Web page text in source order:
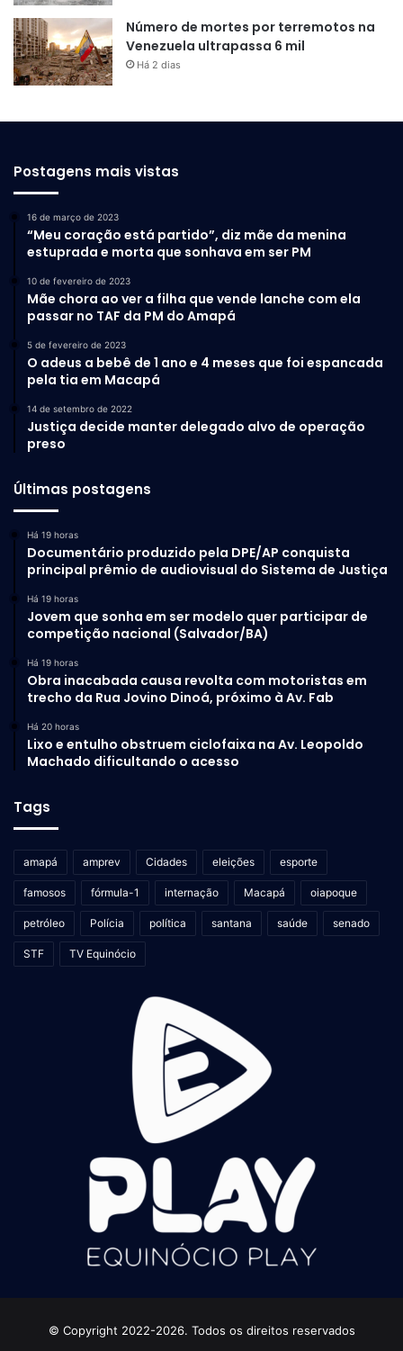
Número de mortes por terremotos na
Venezuela ultrapassa 6 mil
Há 2 dias
Postagens mais vistas
16 de março de 2023
“Meu coração está partido”, diz mãe da menina
estuprada e morta que sonhava em ser PM
10 de fevereiro de 2023
Mãe chora ao ver a filha que vende lanche com ela
passar no TAF da PM do Amapá
5 de fevereiro de 2023
O adeus a bebê de 1 ano e 4 meses que foi espancada
pela tia em Macapá
14 de setembro de 2022
Justiça decide manter delegado alvo de operação
preso
Últimas postagens
Há 19 horas
Documentário produzido pela DPE/AP conquista
principal prêmio de audiovisual do Sistema de Justiça
Há 19 horas
Jovem que sonha em ser modelo quer participar de
competição nacional (Salvador/BA)
Há 19 horas
Obra inacabada causa revolta com motoristas em
trecho da Rua Jovino Dinoá, próximo à Av. Fab
Há 20 horas
Lixo e entulho obstruem ciclofaixa na Av. Leopoldo
Machado dificultando o acesso
Tags
amapá amprev Cidades eleições esporte
famosos fórmula-1 internação Macapá oiapoque
petróleo Polícia política santana saúde senado
STF TV Equinócio
© Copyright 2022-2026. Todos os direitos reservados